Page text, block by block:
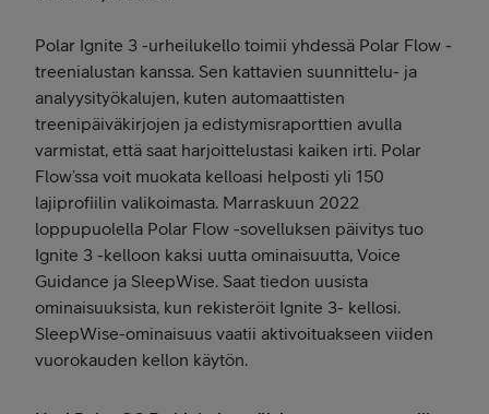
Polar Ignite 3 -urheilukello toimii yhdessä Polar Flow -
treenialustan kanssa. Sen kattavien suunnittelu- ja
analyysityökalujen, kuten automaattisten
treenipäiväkirjojen ja edistymisraporttien avulla
varmistat, että saat harjoittelustasi kaiken irti. Polar
Flow’ssa voit muokata kelloasi helposti yli 150
lajiprofiilin valikoimasta. Marraskuun 2022
loppupuolella Polar Flow -sovelluksen päivitys tuo
Ignite 3 -kelloon kaksi uutta ominaisuutta, Voice
Guidance ja SleepWise. Saat tiedon uusista
ominaisuuksista, kun rekisteröit Ignite 3- kellosi.
SleepWise-ominaisuus vaatii aktivoituakseen viiden
vuorokauden kellon käytön.